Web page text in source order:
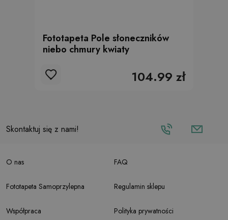
Fototapeta Pole słoneczników
niebo chmury kwiaty
104.99 zł
Skontaktuj się z nami!
O nas
Fototapeta Samoprzylepna
Współpraca
FAQ
Regulamin sklepu
Polityka prywatności